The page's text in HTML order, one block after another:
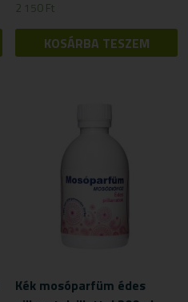
2 150Ft
KOSÁRBA TESZEM
Kék mosóparfüm édes